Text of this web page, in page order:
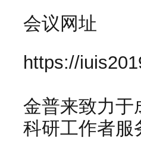
会议网址
https://
金普来致力于
科研工作者服